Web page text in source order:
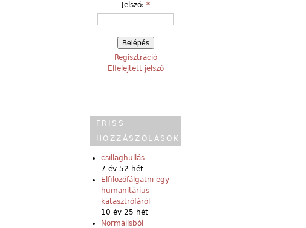
Jelszó: *
Regisztráció
Elfelejtett jelszó
FRISS
HOZZÁSZÓLÁSOK
csillaghullás
7 év 52 hét
Elfilozófálgatni egy
humanitárius
katasztrófáról
10 év 25 hét
Normálisból